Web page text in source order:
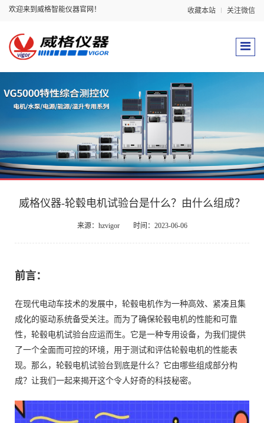
欢迎来到威格智能仪器官网！ 收藏本站 关注微信
威格仪器-轮毂电机试验台是什么？由什么组成？
来源：hzvigor 时间：2023-06-06
前言：
在现代电动车技术的发展中，轮毂电机作为一种高效、紧凑且集
成化的驱动系统备受关注。而为了确保轮毂电机的性能和可靠
性，轮毂电机试验台应运而生。它是一种专用设备，为我们提供
了一个全面而可控的环境，用于测试和评估轮毂电机的性能表
现。那么，轮毂电机试验台到底是什么？它由哪些组成部分构
成？让我们一起来揭开这个令人好奇的科技秘密。